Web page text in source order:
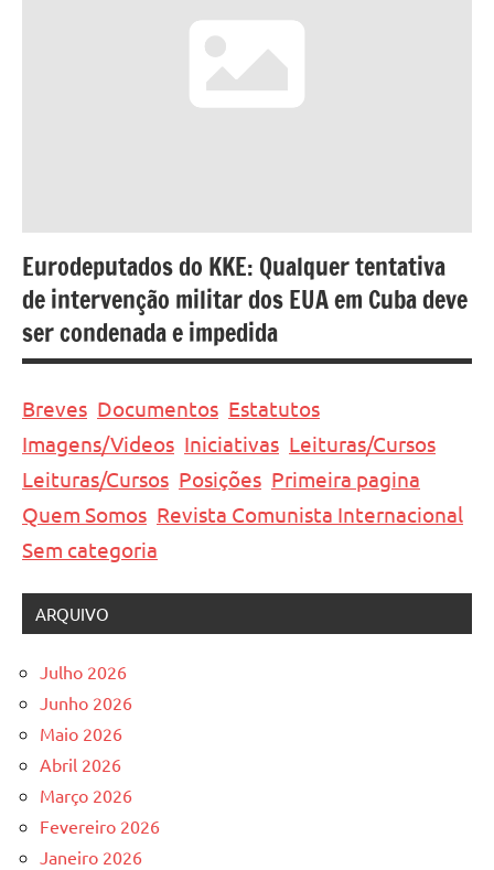
Eurodeputados do KKE: Qualquer tentativa
de intervenção militar dos EUA em Cuba deve
ser condenada e impedida
Breves Documentos Estatutos
Imagens/Videos Iniciativas Leituras/Cursos
Leituras/Cursos Posições Primeira pagina
Quem Somos Revista Comunista Internacional
Sem categoria
ARQUIVO
Julho 2026
Junho 2026
Maio 2026
Abril 2026
Março 2026
Fevereiro 2026
Janeiro 2026